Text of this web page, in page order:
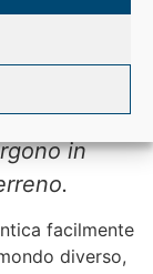
di
tramite il
dalla
in
facilmente
diverso,